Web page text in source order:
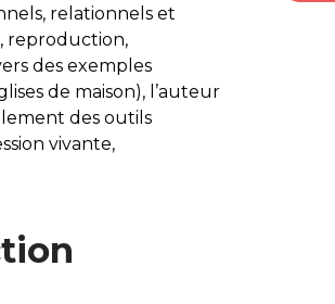
relationnels et
reproduction,
des exemples
de maison), l’auteur
des outils
vivante,